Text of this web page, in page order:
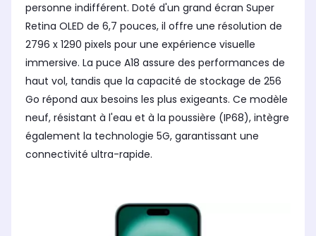
personne indifférent. Doté d'un grand écran Super
Retina OLED de 6,7 pouces, il offre une résolution de
2796 x 1290 pixels pour une expérience visuelle
immersive. La puce A18 assure des performances de
haut vol, tandis que la capacité de stockage de 256
Go répond aux besoins les plus exigeants. Ce modèle
neuf, résistant à l'eau et à la poussière (IP68), intègre
également la technologie 5G, garantissant une
connectivité ultra-rapide.